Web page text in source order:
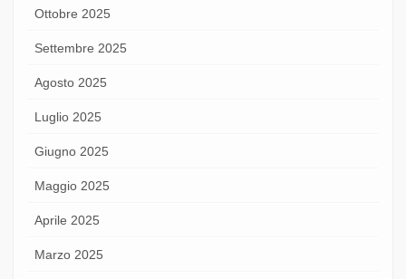
Ottobre 2025
Settembre 2025
Agosto 2025
Luglio 2025
Giugno 2025
Maggio 2025
Aprile 2025
Marzo 2025